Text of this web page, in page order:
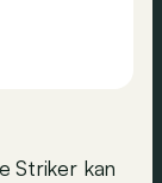
Striker kan